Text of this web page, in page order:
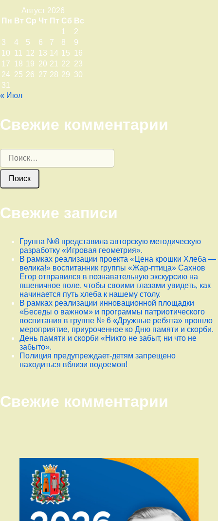
Август 2026
Пн Вт Ср Чт Пт Сб Вс
1
2
3
4 5 6 7 8
9
10
11 12 13 14 15
16
17
18 19 20 21 22 23
24 25 26 27 28 29 30
31
« Июл
Свежие комментарии
Найти:
Свежие записи
Группа №8 представила авторскую методическую
разработку «Игровая геометрия».
В рамках реализации проекта «Цена крошки Хлеба —
велика!» воспитанник группы «Жар-птица» Сахнов
Егор отправился в познавательную экскурсию на
пшеничное поле, чтобы своими глазами увидеть, как
начинается путь хлеба к нашему столу.
В рамках реализации инновационной площадки
«Беседы о важном» и программы патриотического
воспитания в группе № 6 «Дружные ребята» прошло
мероприятие, приуроченное ко Дню памяти и скорби.
День памяти и скорби «Никто не забыт, ни что не
забыто».
Полиция предупреждает-детям запрещено
находиться вблизи водоемов!
Свежие комментарии